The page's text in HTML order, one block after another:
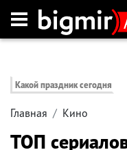
Какой праздник сегодня
Главная Кино
ТОП